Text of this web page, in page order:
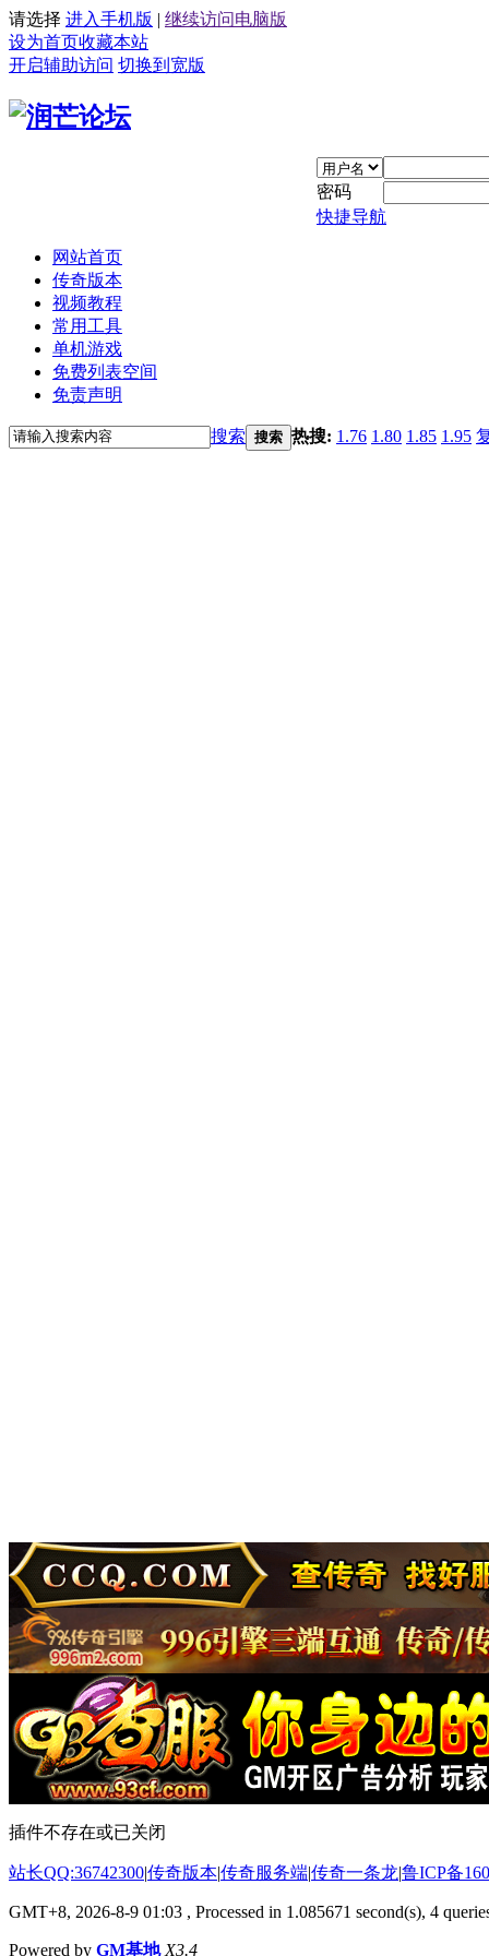
请选择 进入手机版 | 继续访问电脑版
设为首页收藏本站
开启辅助访问 切换到宽版
密码
快捷导航
网站首页
传奇版本
视频教程
常用工具
单机游戏
免费列表空间
免责声明
搜索 搜索 热搜: 1.76 1.80 1.85 1.95
插件不存在或已关闭
站长QQ:36742300|传奇版本|传奇服务端|传奇一条龙|鲁ICP备
GMT+8, 2026-8-9 01:03 , Processed in 1.085671 second(s), 4
Powered by GM基地 X3.4